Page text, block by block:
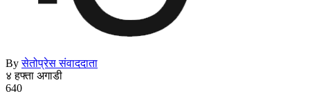
Byसेतोप्रेस संवाददाता
४ हफ्ता अगाडी
640